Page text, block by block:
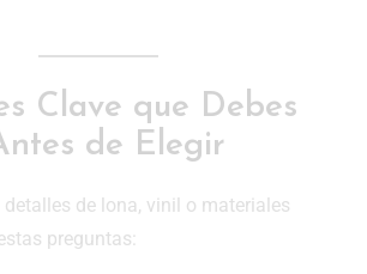
Clave que Debes
de Elegir
detalles de lona, vinil o materiales
preguntas: